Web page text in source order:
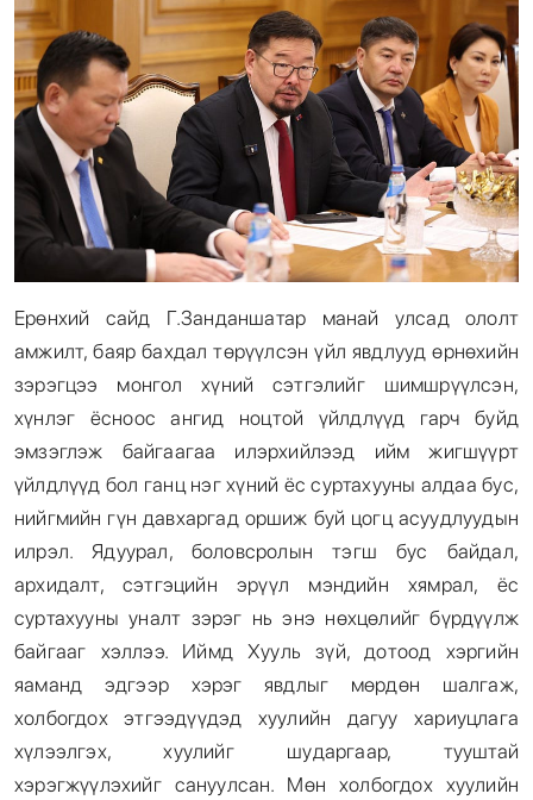
Ерөнхий сайд Г.Занданшатар манай улсад ололт
амжилт, баяр бахдал төрүүлсэн үйл явдлууд өрнөхийн
зэрэгцээ монгол хүний сэтгэлийг шимшрүүлсэн,
хүнлэг ёсноос ангид ноцтой үйлдлүүд гарч буйд
эмзэглэж байгаагаа илэрхийлээд ийм жигшүүрт
үйлдлүүд бол ганц нэг хүний ёс суртахууны алдаа бус,
нийгмийн гүн давхаргад оршиж буй цогц асуудлуудын
илрэл. Ядуурал, боловсролын тэгш бус байдал,
архидалт, сэтгэцийн эрүүл мэндийн хямрал, ёс
суртахууны уналт зэрэг нь энэ нөхцөлийг бүрдүүлж
байгааг хэллээ. Иймд Хууль зүй, дотоод хэргийн
яаманд эдгээр хэрэг явдлыг мөрдөн шалгаж,
холбогдох этгээдүүдэд хуулийн дагуу хариуцлага
хүлээлгэх, хуулийг шударгаар, тууштай
хэрэгжүүлэхийг сануулсан. Мөн холбогдох хуулийн